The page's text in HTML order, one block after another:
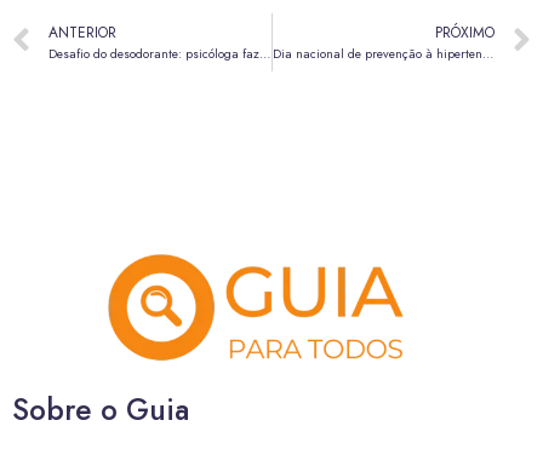
ANTERIOR
Desafio do desodorante: psicóloga faz alerta após morte de criança
PRÓXIMO
Dia nacional de prevenção à hipertensão alerta para o controle da doença
Sobre o Guia